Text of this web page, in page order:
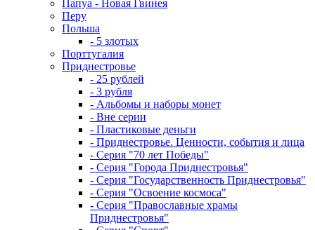
Папуа - Новая Гвинея
Перу
Польша
- 5 злотых
Порттугалия
Приднестровье
- 25 рублей
- 3 рубля
- Альбомы и наборы монет
- Вне серии
- Пластиковые деньги
- Приднестровье. Ценности, события и лица
- Серия "70 лет Победы"
- Серия "Города Приднестровья"
- Серия "Государственность Приднестровья"
- Серия "Освоение космоса"
- Серия "Православные храмы
Приднестровья"